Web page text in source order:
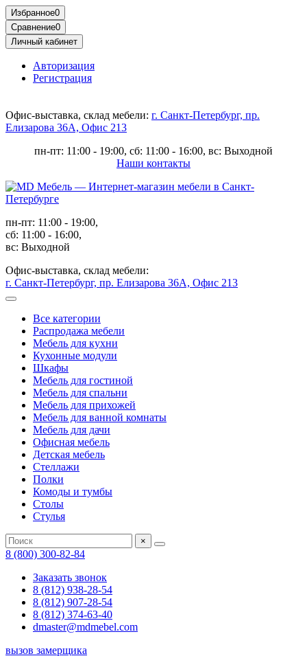
Избранное0
Сравнение0
Личный кабинет
Авторизация
Регистрация
Офис-выставка, склад мебели: г. Санкт-Петербург, пр.
Елизарова 36А, Офис 213
пн-пт: 11:00 - 19:00, сб: 11:00 - 16:00, вс: Выходной
Наши контакты
пн-пт: 11:00 - 19:00,
сб: 11:00 - 16:00,
вс: Выходной
Офис-выставка, склад мебели:
г. Санкт-Петербург, пр. Елизарова 36А, Офис 213
Все категории
Распродажа мебели
Мебель для кухни
Кухонные модули
Шкафы
Мебель для гостиной
Мебель для спальни
Мебель для прихожей
Мебель для ванной комнаты
Мебель для дачи
Офисная мебель
Детская мебель
Стеллажи
Полки
Комоды и тумбы
Столы
Стулья
×
8 (800) 300-82-84
Заказать звонок
8 (812) 938-28-54
8 (812) 907-28-54
8 (812) 374-63-40
dmaster@mdmebel.com
вызов замерщика